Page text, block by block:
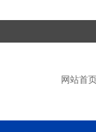
网站首